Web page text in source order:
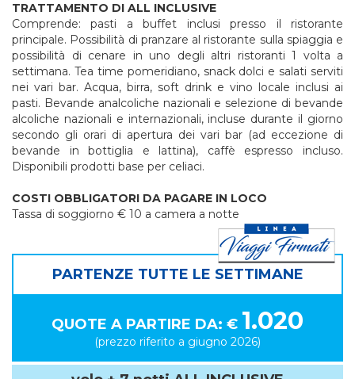
TRATTAMENTO DI ALL INCLUSIVE
Comprende: pasti a buffet inclusi presso il ristorante
principale. Possibilità di pranzare al ristorante sulla spiaggia e
possibilità di cenare in uno degli altri ristoranti 1 volta a
settimana. Tea time pomeridiano, snack dolci e salati serviti
nei vari bar. Acqua, birra, soft drink e vino locale inclusi ai
pasti. Bevande analcoliche nazionali e selezione di bevande
alcoliche nazionali e internazionali, incluse durante il giorno
secondo gli orari di apertura dei vari bar (ad eccezione di
bevande in bottiglia e lattina), caffè espresso incluso.
Disponibili prodotti base per celiaci.
COSTI OBBLIGATORI DA PAGARE IN LOCO
Tassa di soggiorno € 10 a camera a notte
PARTENZE TUTTE LE SETTIMANE
QUOTE A PARTIRE DA: € 1.020
(prezzo riferito a giugno 2026)